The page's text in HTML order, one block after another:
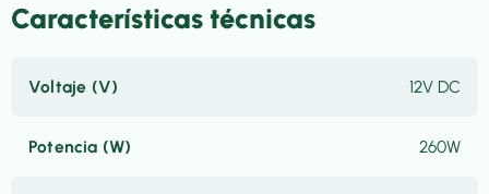
Características técnicas
Voltaje (V) 12V DC
Potencia (W) 260W